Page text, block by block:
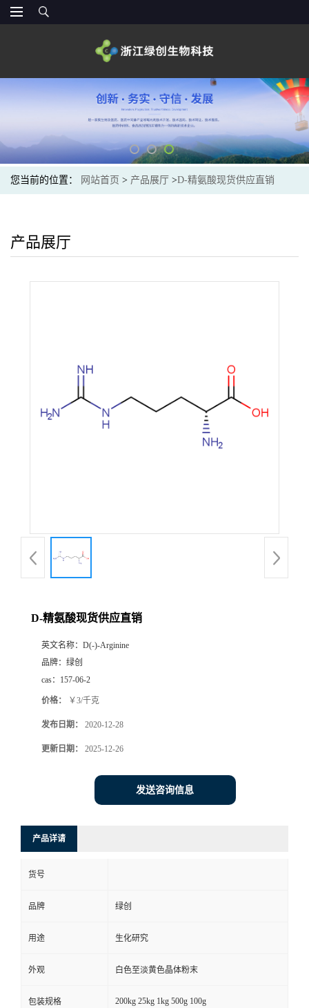
您当前的位置： 网站首页 > 产品展厅 >D-精氨酸现货供应直销
产品展厅
D-精氨酸现货供应直销
英文名称： D(-)-Arginine
品牌： 绿创
cas： 157-06-2
价格： ￥3/千克
发布日期： 2020-12-28
更新日期： 2025-12-26
发送咨询信息
产品详请
货号
品牌 绿创
用途 生化研究
外观 白色至淡黄色晶体粉末
包装规格 200kg 25kg 1kg 500g 100g